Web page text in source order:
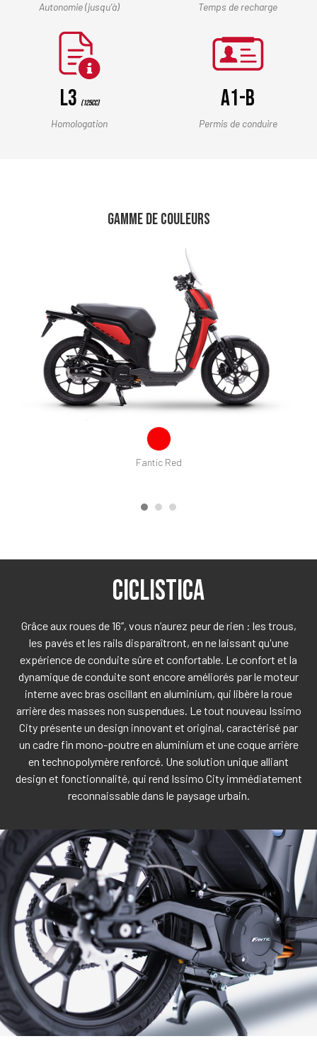
Autonomie (jusqu’à) Temps de recharge
L3 (125cc)
Homologation
A1-B
Permis de conduire
GAMME DE COULEURS
Fantic Red
CICLISTICA
Grâce aux roues de 16’’, vous n’aurez peur de rien : les trous,
les pavés et les rails disparaîtront, en ne laissant qu'une
expérience de conduite sûre et confortable. Le confort et la
dynamique de conduite sont encore améliorés par le moteur
interne avec bras oscillant en aluminium, qui libère la roue
arrière des masses non suspendues. Le tout nouveau Issimo
City présente un design innovant et original, caractérisé par
un cadre fin mono-poutre en aluminium et une coque arrière
en technopolymère renforcé. Une solution unique alliant
design et fonctionnalité, qui rend Issimo City immédiatement
reconnaissable dans le paysage urbain.